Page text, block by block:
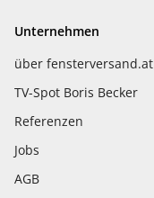
Unternehmen
über fensterversand.at
TV-Spot Boris Becker
Referenzen
Jobs
AGB